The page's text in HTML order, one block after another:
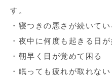
す。
・寝つきの悪さが続いてい
・夜中に何度も起きる日が
・朝早く目が覚めて困る
・眠っても疲れが取れない